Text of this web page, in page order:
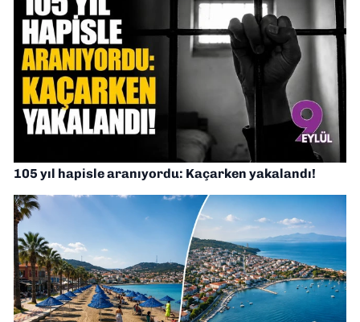
105 yıl hapisle aranıyordu: Kaçarken yakalandı!